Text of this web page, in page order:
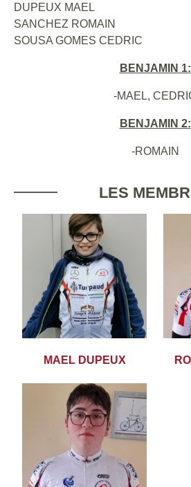
DUPEUX MAEL
SANCHEZ ROMAIN
SOUSA GOMES CEDRIC
BENJAMIN 1:
-MAEL,
BENJAMIN 2:
-ROMAIN
LES
MAEL DUPEUX